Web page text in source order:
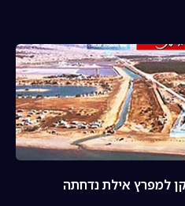
למפרץ אילת נדחתה